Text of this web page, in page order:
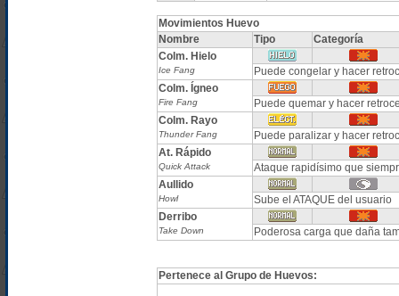
Movimientos Huevo
Nombre
Tipo
Categoría
Colm. Hielo
Ice Fang
Puede congelar y hacer
Colm. Ígneo
Fire Fang
Puede quemar y hacer
Colm. Rayo
Thunder Fang
Puede paralizar y hacer
At. Rápido
Quick Attack
Ataque rapidísimo que
Aullido
Howl
Sube el ATAQUE del usuario
Derribo
Take Down Poderosa carga que daña
Pertenece al Grupo de Huevos: